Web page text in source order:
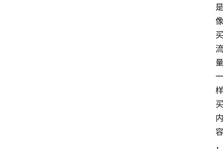
是
像
买
流
量
一
样
买
内
容
，